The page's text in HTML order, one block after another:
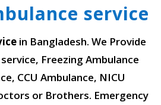
service
in Bangladesh. We Provide
Freezing Ambulance
CCU Ambulance, NICU
or Brothers. Emergency